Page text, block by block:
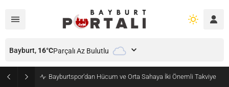
Bayburt’ta Minik Öğrencilere Jandarma Mesleği Tanıtıldı
Bayburt, 16°CParçalı Az Bulutlu